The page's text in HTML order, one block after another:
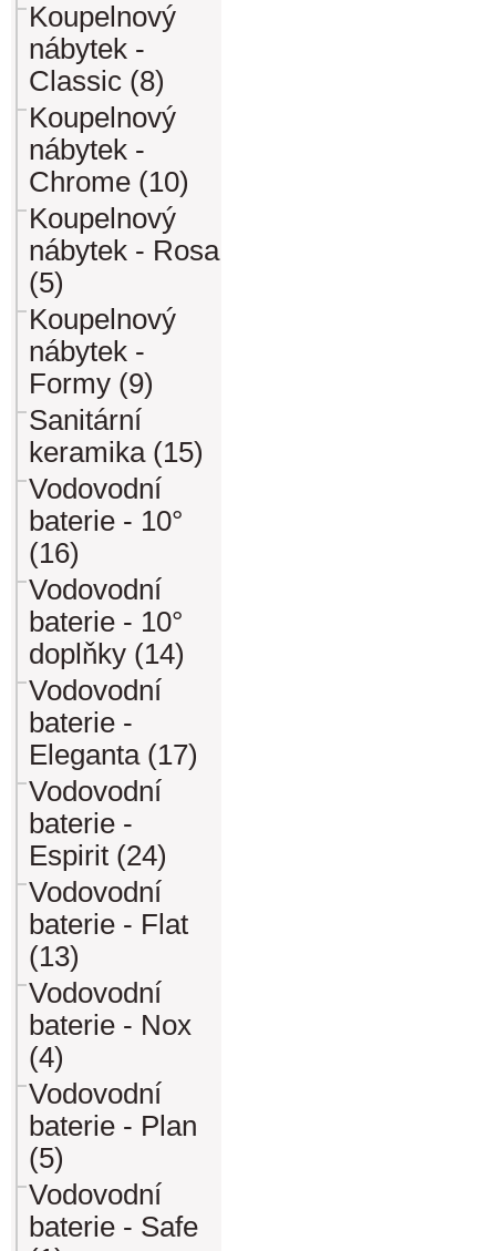
Koupelnový
nábytek -
Classic (8)
Koupelnový
nábytek -
Chrome (10)
Koupelnový
nábytek - Rosa
(5)
Koupelnový
nábytek -
Formy (9)
Sanitární
keramika (15)
Vodovodní
baterie - 10°
(16)
Vodovodní
baterie - 10°
doplňky (14)
Vodovodní
baterie -
Eleganta (17)
Vodovodní
baterie -
Espirit (24)
Vodovodní
baterie - Flat
(13)
Vodovodní
baterie - Nox
(4)
Vodovodní
baterie - Plan
(5)
Vodovodní
baterie - Safe